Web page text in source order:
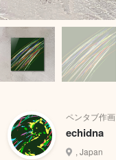
ペンタブ作画
echidna
, Japan